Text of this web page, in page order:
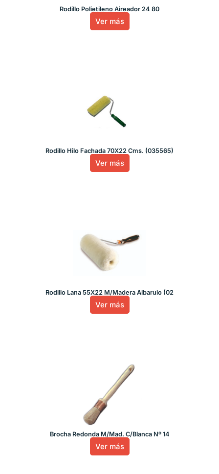
Rodillo Polietileno Aireador 24 80
Ver más
Rodillo Hilo Fachada 70X22 Cms. (035565)
Ver más
Rodillo Lana 55X22 M/Madera Albarulo (02
Ver más
Brocha Redonda M/Mad. C/Blanca Nº 14
Ver más